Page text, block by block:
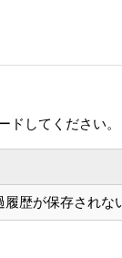
してください。
履歴が保存されな